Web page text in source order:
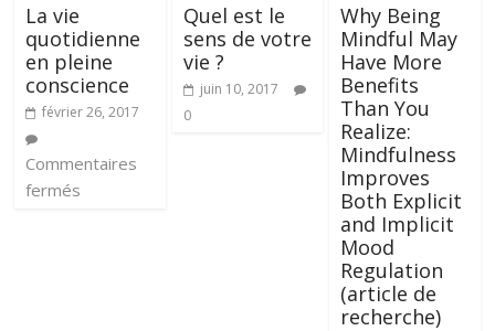
La vie
quotidienne
en pleine
conscience
février 26, 2017
Commentaires
fermés
Quel est le
sens de votre
vie ?
juin 10, 2017
0
Why Being
Mindful May
Have More
Benefits
Than You
Realize:
Mindfulness
Improves
Both Explicit
and Implicit
Mood
Regulation
(article de
recherche)